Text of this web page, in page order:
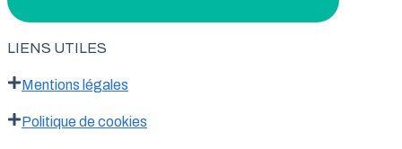
LIENS UTILES
Mentions légales
Politique de cookies